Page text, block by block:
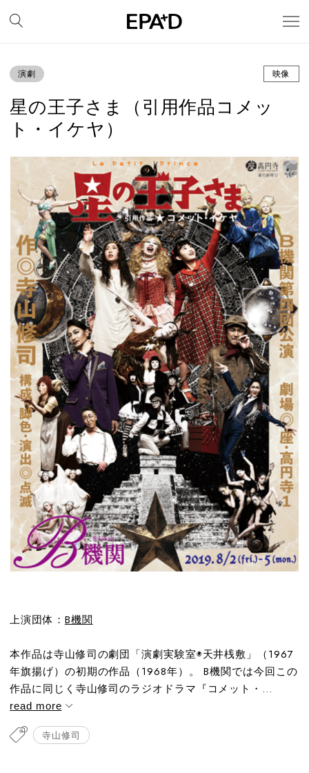
演劇 映像
星の王子さま（引用作品コメッ
ト・イケヤ）
上演団体： B機関
本作品は寺山修司の劇団「演劇実験室◉天井桟敷」（1967
年旗揚げ）の初期の作品（1968年）。 B機関では今回この
作品に同じく寺山修司のラジオドラマ『コメット・...
read more
寺山修司